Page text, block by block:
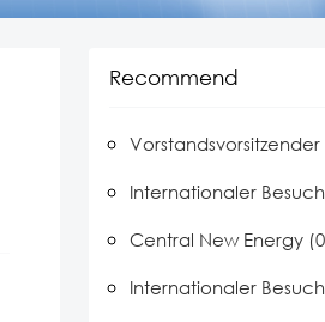
Recommend
Internationaler Besuch
Internationaler Besuch